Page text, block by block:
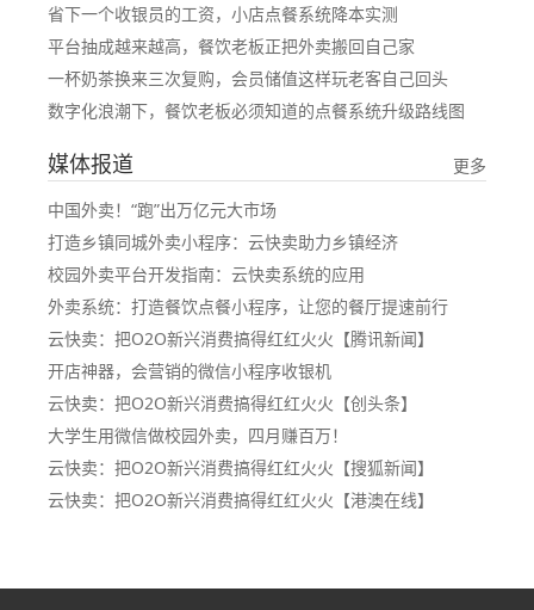
省下一个收银员的工资，小店点餐系统降本实测
平台抽成越来越高，餐饮老板正把外卖搬回自己家
一杯奶茶换来三次复购，会员储值这样玩老客自己回头
数字化浪潮下，餐饮老板必须知道的点餐系统升级路线图
媒体报道
更多
中国外卖！“跑”出万亿元大市场
打造乡镇同城外卖小程序：云快卖助力乡镇经济
校园外卖平台开发指南：云快卖系统的应用
外卖系统：打造餐饮点餐小程序，让您的餐厅提速前行
云快卖：把O2O新兴消费搞得红红火火【腾讯新闻】
开店神器，会营销的微信小程序收银机
云快卖：把O2O新兴消费搞得红红火火【创头条】
大学生用微信做校园外卖，四月赚百万！
云快卖：把O2O新兴消费搞得红红火火【搜狐新闻】
云快卖：把O2O新兴消费搞得红红火火【港澳在线】